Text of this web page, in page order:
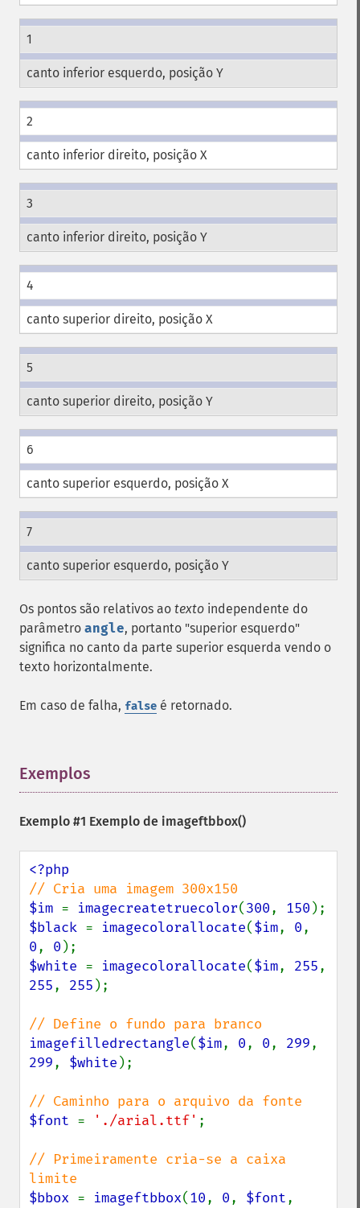
1
canto inferior esquerdo, posição Y
2
canto inferior direito, posição X
3
canto inferior direito, posição Y
4
canto superior direito, posição X
5
canto superior direito, posição Y
6
canto superior esquerdo, posição X
7
canto superior esquerdo, posição Y
Os pontos são relativos ao texto independente do
parâmetro angle, portanto "superior esquerdo"
significa no canto da parte superior esquerda vendo o
texto horizontalmente.
Em caso de falha, false é retornado.
Exemplos
Exemplo #1 Exemplo de imageftbbox()
$im = imagecreatetruecolor(300, 150
$black = imagecolorallocate($im, 0
0, 0
$white = imagecolorallocate($im, 255
255, 255 );
imagefilledrectangle($im, 0, 0, 299
299, $white );
$font = './arial.ttf' ;
// Primeiramente cria-se a caixa
$bbox = imageftbbox(10, 0, $font